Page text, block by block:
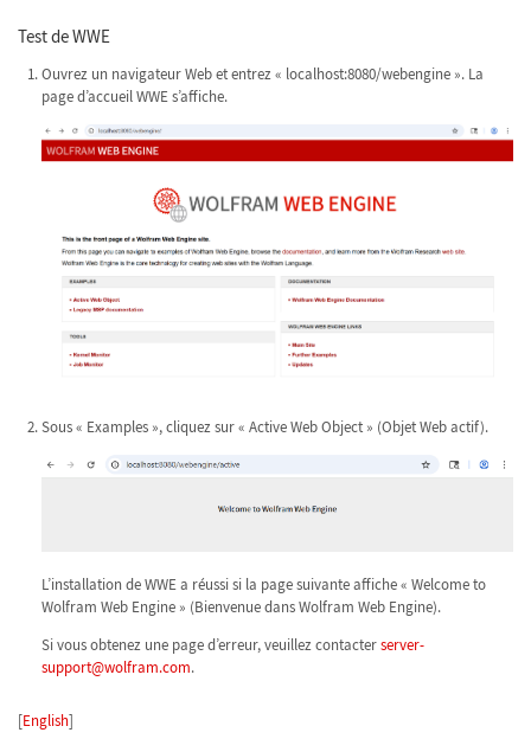
Test de WWE
Ouvrez un navigateur Web et entrez « localhost:8080/webengine ». La
page d’accueil WWE s’affiche.
Sous « Examples », cliquez sur « Active Web Object » (Objet Web actif).
L’installation de WWE a réussi si la page suivante affiche « Welcome to
Wolfram Web Engine » (Bienvenue dans Wolfram Web Engine).
Si vous obtenez une page d’erreur, veuillez contacterserver-
support@wolfram.com.
[English]